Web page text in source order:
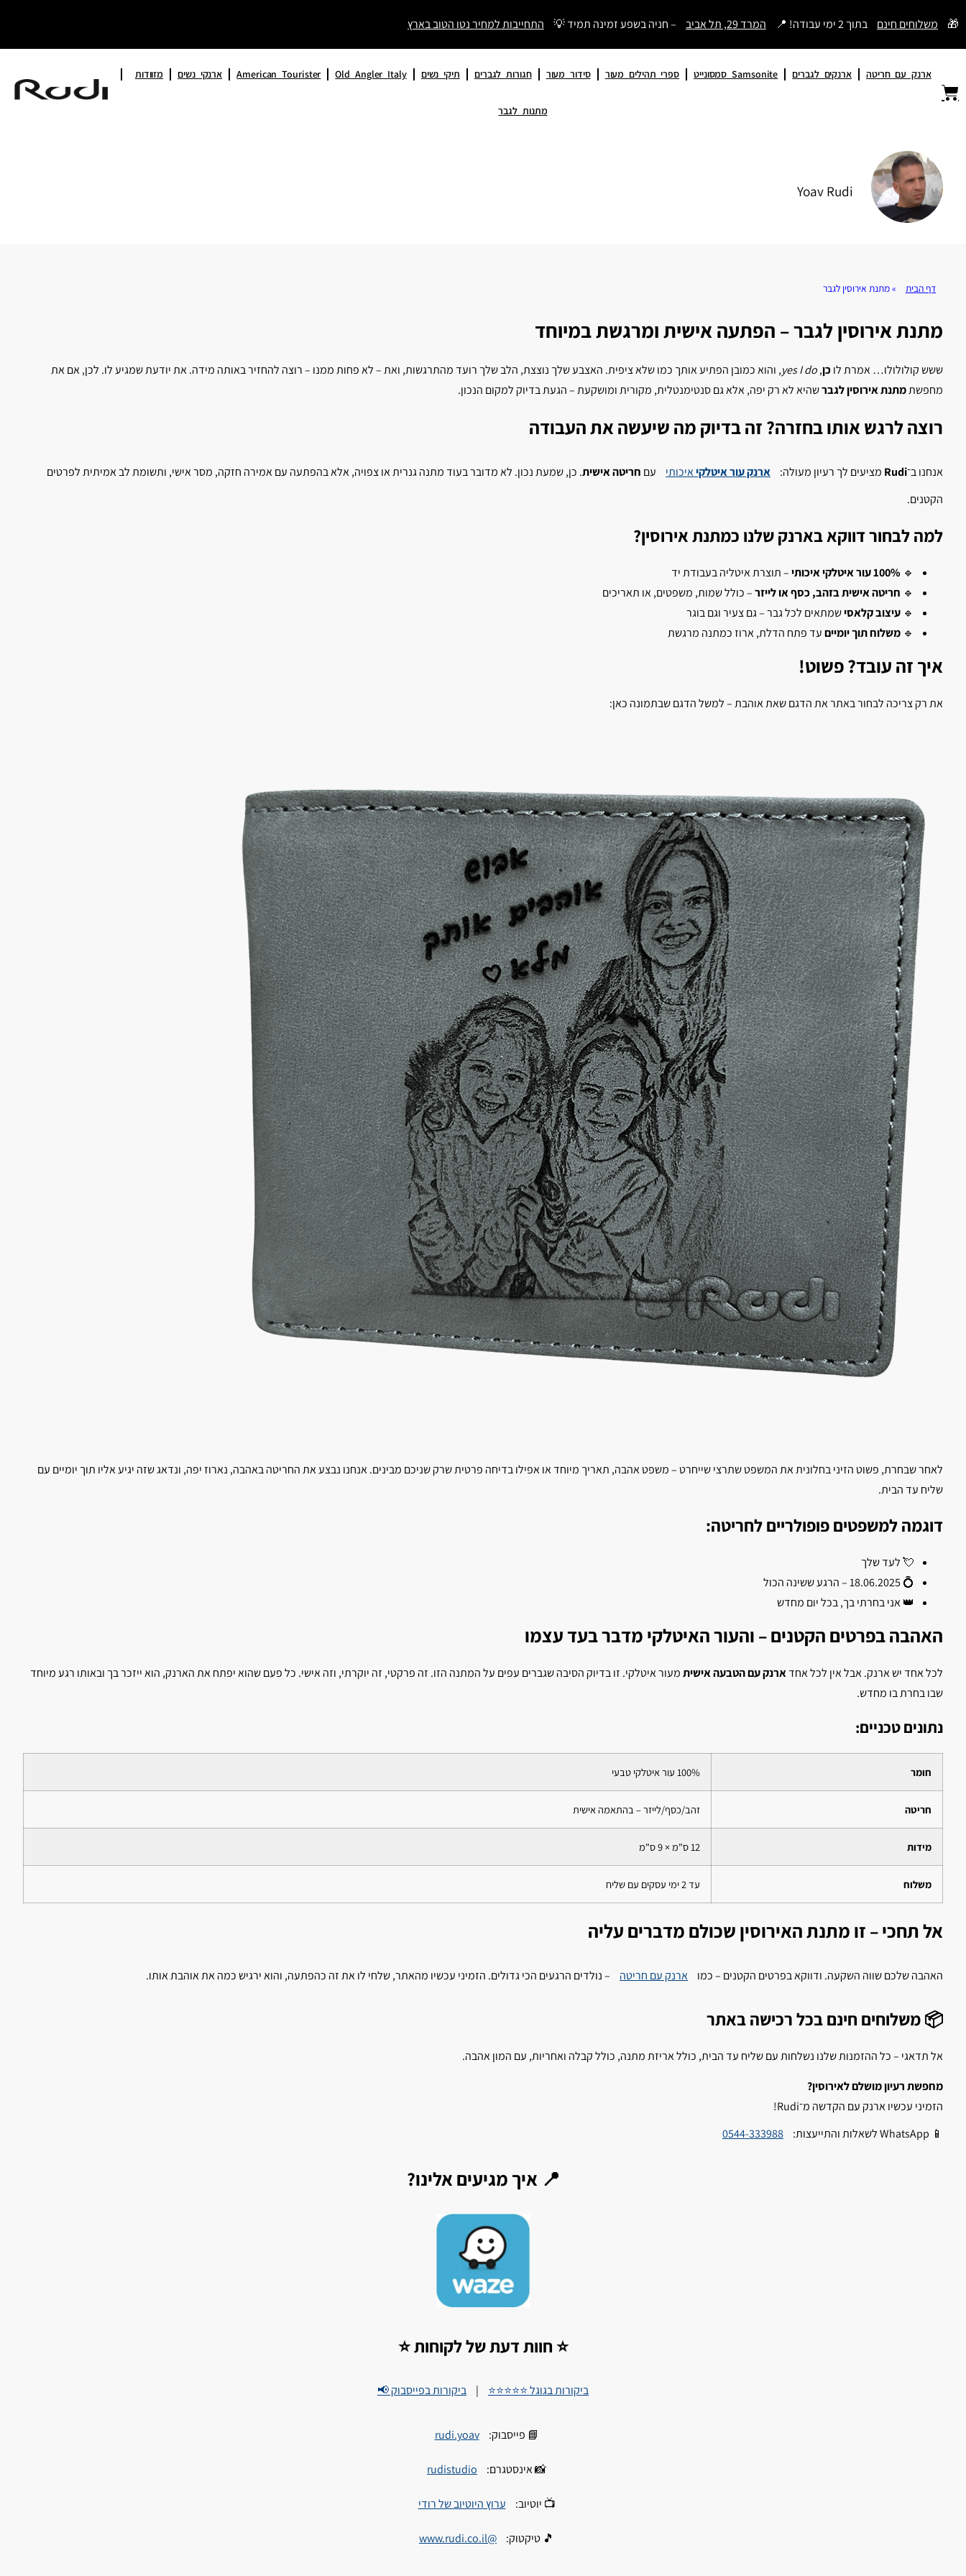
דילוג
🎁 משלוחים חינם בתוך 2 ימי עבודה! 📍 המרד 29, תל אביב – חניה בשפע זמינה תמיד 💡 התחייבות למחיר נטו הטוב בארץ
ארנק עם חריטה ארנקים לגברים Samsonite סמסונייט ספרי תהילים מעור סידור מעור חגורות לגברים תיקי נשים Old Angler Italy
American Tourister ארנקי נשים מזוודות
מתנות לגבר
Yoav Rudi
דף הבית »מתנת אירוסין לגבר
מתנת אירוסין לגבר – הפתעה אישית ומרגשת במיוחד
ששש קולולולו… אמרת לוכן,
yes I do, והוא כמובן הפתיע אותך כמו שלא ציפית. האצבע שלך נוצצת, הלב שלך רועד מהתרגשות, ואת – לא פחות ממנו – רוצה להחזיר באותה מידה. את יודעת שמגיע לו. לכן, אם את
מחפשתמתנת אירוסין לגברשהיא לא רק יפה, אלא גם סנטימנטלית, מקורית ומושקעת – הגעת בדיוק למקום הנכון.
רוצה לרגש אותו בחזרה? זה בדיוק מה שיעשה את העבודה
אנחנו ב־Rudi מציעים לך רעיון מעולה: ארנק עור איטלקיאיכותי עם חריטה אישית. כן, שמעת נכון. לא מדובר בעוד מתנה גנרית או צפויה, אלא בהפתעה עם אמירה חזקה, מסר אישי, ותשומת לב אמיתית לפרטים
הקטנים.
למה לבחור דווקא בארנק שלנו כמתנת אירוסין?
🔹 100% עור איטלקי איכותי
– תוצרת איטליה בעבודת יד
🔹 חריטה אישית בזהב, כסף או לייזר– כולל שמות, משפטים, או תאריכים
🔹 עיצוב קלאסישמתאים לכל גבר – גם צעיר וגם בוגר
🔹 משלוח תוך יומייםעד פתח הדלת, ארוז כמתנה מרגשת
איך זה עובד? פשוט!
את רק צריכה לבחור באתר את הדגם שאת אוהבת – למשל הדגם שבתמונה כאן:
לאחר שבחרת, פשוט הזיני בחלונית את המשפט שתרצי שייחרט – משפט אהבה, תאריך מיוחד או אפילו בדיחה פרטית שרק שניכם מבינים. אנחנו נבצע את החריטה באהבה, נארוז יפה, ונדאג שזה יגיע אליו תוך יומיים עם
שליח עד הבית.
דוגמה למשפטים פופולריים לחריטה:
💘 לעד שלך
💍 18.06.2025 – הרגע ששינה הכול
👑 אני בחרתי בך, בכל יום מחדש
האהבה בפרטים הקטנים – והעור האיטלקי מדבר בעד עצמו
לכל אחד יש ארנק. אבל אין לכל אחדארנק עם הטבעה אישיתמעור איטלקי. זו בדיוק הסיבה שגברים עפים על המתנה הזו. זה פרקטי, זה יוקרתי, וזה אישי. כל פעם שהוא יפתח את הארנק, הוא ייזכר בך ובאותו רגע מיוחד
שבו בחרת בו מחדש.
נתונים טכניים:
חומר 100% עור איטלקי טבעי
חריטה זהב/כסף/לייזר – בהתאמה אישית
מידות 12 ס"מ × 9 ס"מ
משלוח עד 2 ימי עסקים עם שליח
אל תחכי – זו מתנת האירוסין שכולם מדברים עליה
האהבה שלכם שווה השקעה. ודווקא בפרטים הקטנים – כמו ארנק עם חריטה – נולדים הרגעים הכי גדולים. הזמיני עכשיו מהאתר, שלחי לו את זה כהפתעה, והוא ירגיש כמה את אוהבת אותו.
📦 משלוחים חינם בכל רכישה באתר
אל תדאגי – כל ההזמנות שלנו נשלחות עם שליח עד הבית, כולל אריזת מתנה, כולל קבלה ואחריות, עם המון אהבה.
מחפשת רעיון מושלם לאירוסין?
הזמיני עכשיו ארנק עם הקדשה מ־Rudi!
📱 WhatsApp לשאלות והתייעצות:
0544-333988
📍 איך מגיעים אלינו?
⭐ חוות דעת של לקוחות ⭐
ביקורות בגוגל ⭐⭐⭐⭐⭐ | ביקורות בפייסבוק 📢
📘 פייסבוק: rudi.yoav
📸 אינסטגרם: rudistudio
📺 יוטיוב: ערוץ היוטיוב של רודי
🎵 טיקטוק: @www.rudi.co.il